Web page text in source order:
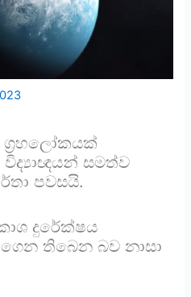
ග්‍රහලෝකයක්
විද්‍යාඥයන් සමත්ව
පවසයි.
දුරේක්ෂය
තිබෙන බව නාසා